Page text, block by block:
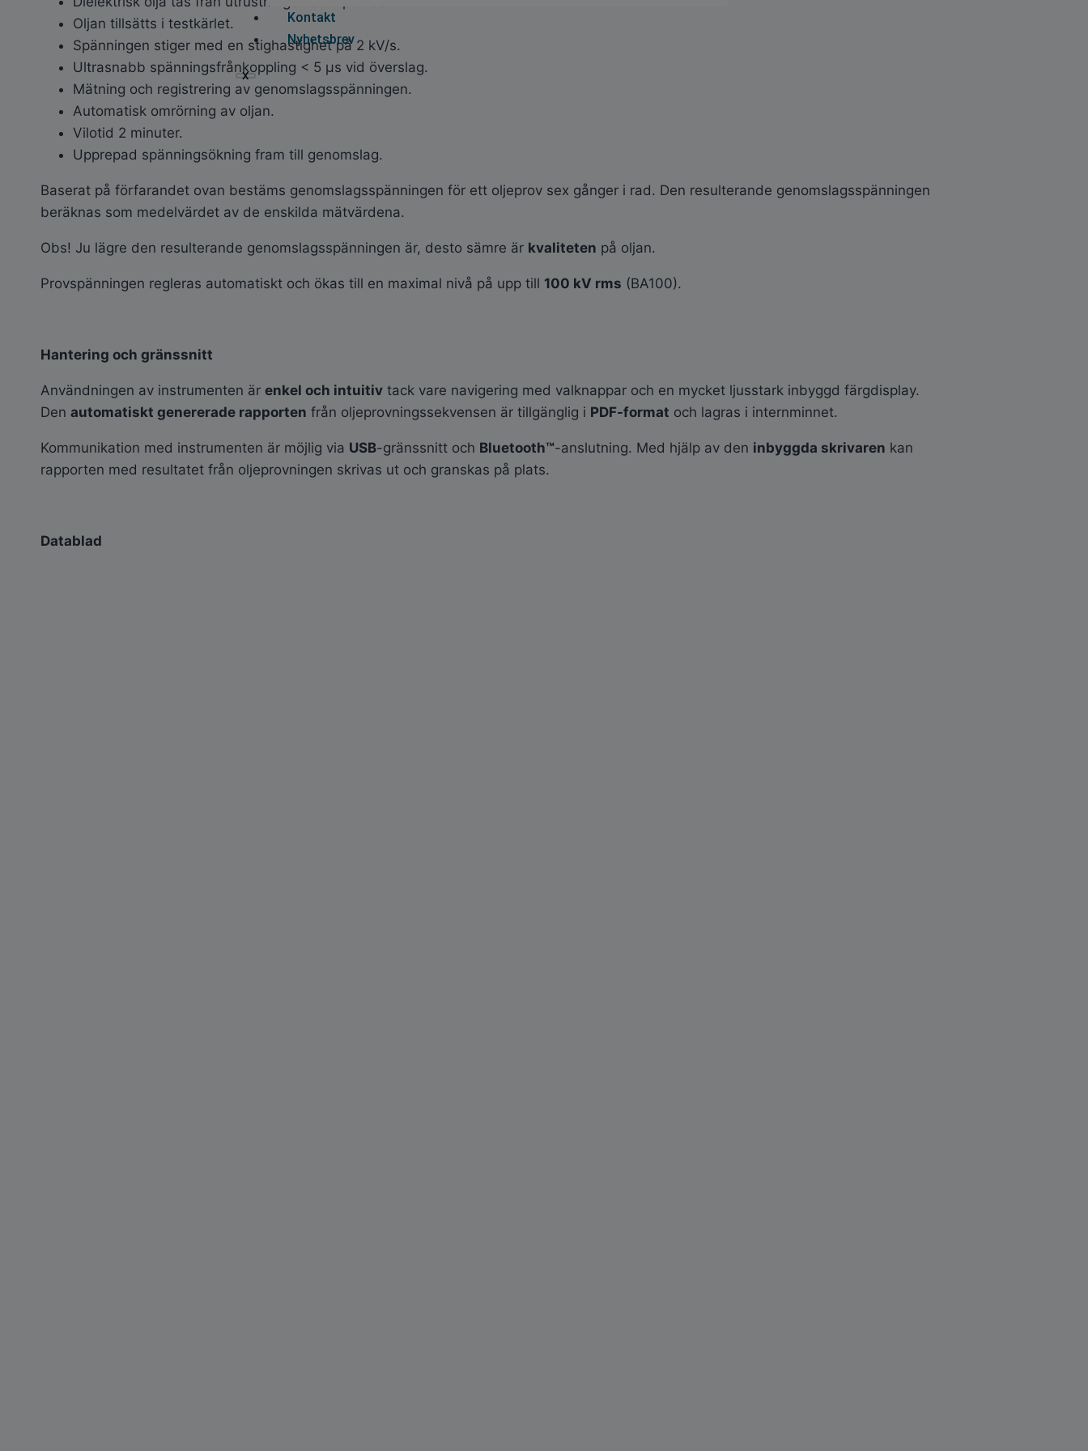
Kontakt
Nyhetsbrev
X
Oljan tillsätts i testkärlet.
Spänningen stiger med en stighastighet på 2 kV/s.
Ultrasnabb spänningsfrånkoppling < 5 μs vid överslag.
Mätning och registrering av genomslagsspänningen.
Automatisk omrörning av oljan.
Vilotid 2 minuter.
Upprepad spänningsökning fram till genomslag.
Baserat på förfarandet ovan bestäms genomslagsspänningen för ett oljeprov sex gånger i rad. Den resulterande genomslagsspänningen
beräknas som medelvärdet av de enskilda mätvärdena.
Obs! Ju lägre den resulterande genomslagsspänningen är, desto sämre är kvaliteten på oljan.
Provspänningen regleras automatiskt och ökas till en maximal nivå på upp till 100 kV rms (BA100).
Hantering och gränssnitt
Användningen av instrumenten är enkel och intuitiv tack vare navigering med valknappar och en mycket ljusstark inbyggd färgdisplay.
Den automatiskt genererade rapporten från oljeprovningssekvensen är tillgänglig i PDF-format och lagras i internminnet.
Kommunikation med instrumenten är möjlig via USB-gränssnitt och Bluetooth™-anslutning. Med hjälp av den inbyggda skrivaren kan
rapporten med resultatet från oljeprovningen skrivas ut och granskas på plats.
Datablad